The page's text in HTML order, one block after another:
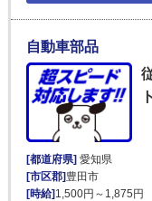
自動車部品
[都道府県]愛知県
[市区郡]豊田市
[時給]1,500円～1,875円